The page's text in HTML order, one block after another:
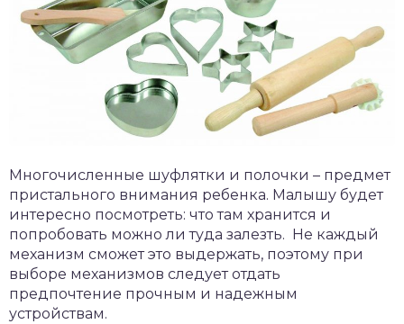
Многочисленные шуфлятки и полочки – предмет
пристального внимания ребенка. Малышу будет
интересно посмотреть: что там хранится и
попробовать можно ли туда залезть. Не каждый
механизм сможет это выдержать, поэтому при
выборе механизмов следует отдать
предпочтение прочным и надежным
устройствам.